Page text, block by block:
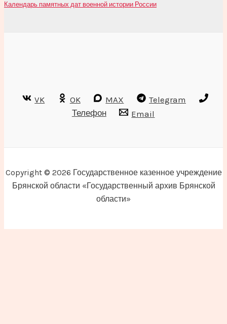
Календарь памятных дат военной истории России
VK OK MAX
Telegram
Телефон
Email
Copyright © 2026 Государственное казенное учреждение
Брянской области «Государственный архив Брянской
области»